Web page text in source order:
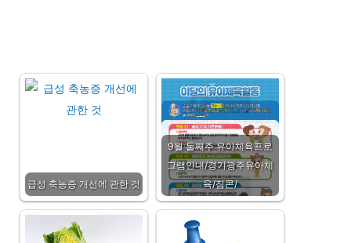
급성 축농증 개선에 관한 것
9월 둘째주 유아체육프로
그램안내/경기광주유아체
육/짐콘/